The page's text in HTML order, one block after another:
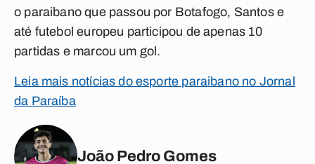
o paraibano que passou por Botafogo, Santos e
até futebol europeu participou de apenas 10
partidas e marcou um gol.
Leia mais notícias do esporte paraibano no Jornal
da Paraíba
João Pedro Gomes